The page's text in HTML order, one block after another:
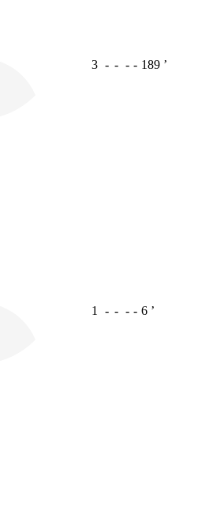
3 - - - - 189 ʼ
1 - - - - 6 ʼ